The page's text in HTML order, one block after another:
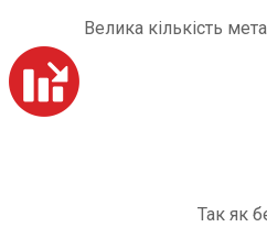
Велика кількість
Так як